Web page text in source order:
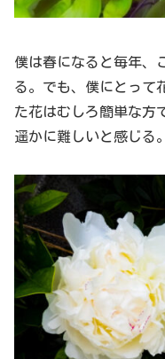
僕は春になると毎年、
る。でも、僕にとって
た花はむしろ簡単な方
遥かに難しいと感じる